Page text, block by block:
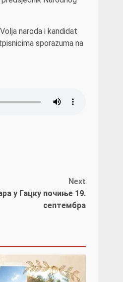
naroda i kandidat
sporazuma na
Next
у Гацку почиње 19.
септембра